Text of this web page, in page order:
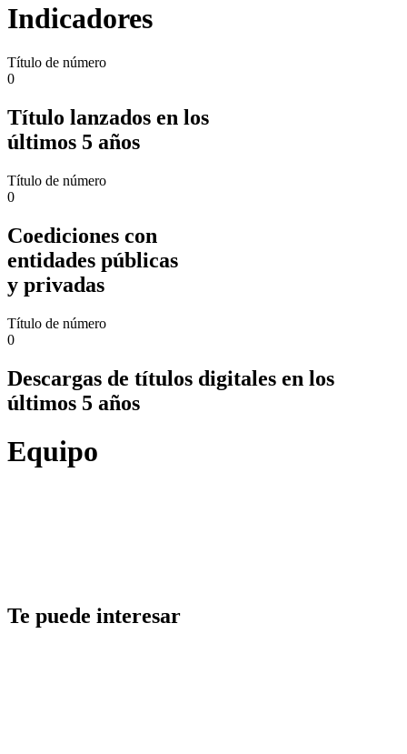
Indicadores
Título de número
0
Título lanzados en los
últimos 5 años
Título de número
0
Coediciones con
entidades públicas
y privadas
Título de número
0
Descargas de títulos digitales en los
últimos 5 años
Equipo
Te puede interesar